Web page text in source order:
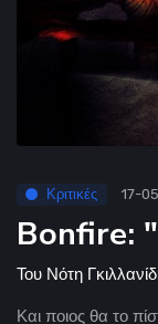
Κριτικές 17-
Bonfire:
Του Νότη
Και ποιος θα το